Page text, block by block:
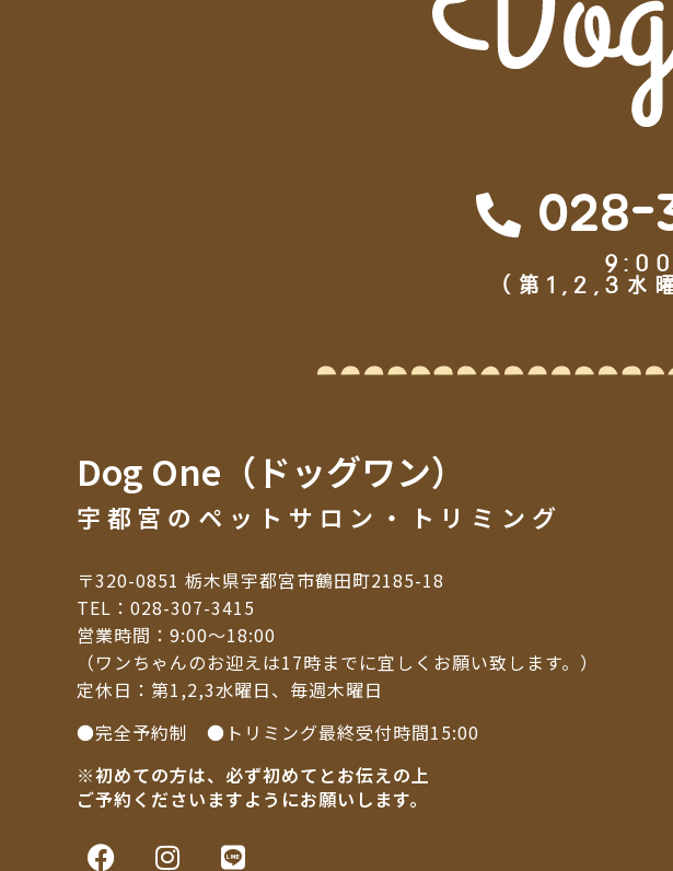
028-
（第1,2,3水
Dog One（ドッグワン）
宇都宮のペットサロン・トリミング
〒320-0851 栃木県宇都宮市鶴田町2185-18
TEL： 028-307-3415
営業時間：9:00～18:00
（ワンちゃんのお迎えは17時までに宜しくお願い致します。）
定休日：第1,2,3水曜日、毎週木曜日
●完全予約制 ●トリミング最終受付時間15:00
※初めての方は、必ず初めてとお伝えの上
ご予約くださいますようにお願いします。